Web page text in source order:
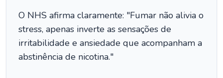
O NHS afirma claramente: "Fumar não alivia o
stress, apenas inverte as sensações de
irritabilidade e ansiedade que acompanham a
abstinência de nicotina."